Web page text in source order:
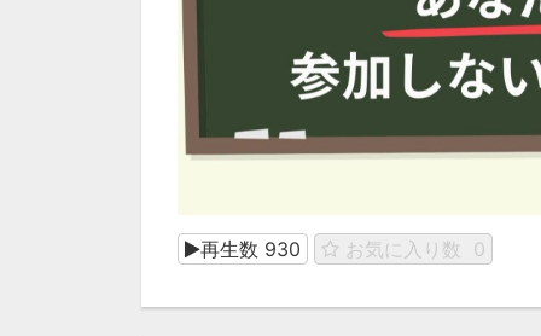
再生数 930 お気に入り数 0